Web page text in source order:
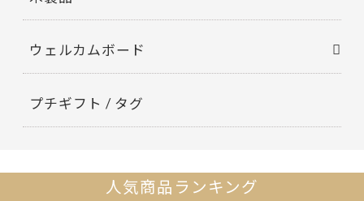
ウェルカムボード
プチギフト / タグ
人気商品ランキング